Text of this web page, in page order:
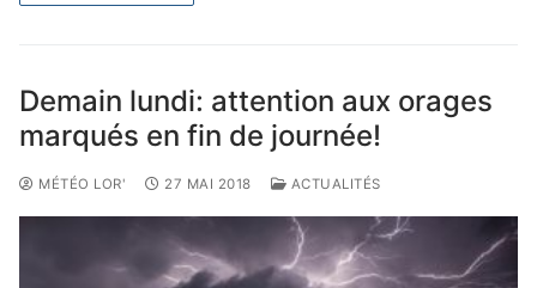
Demain lundi: attention aux orages
marqués en fin de journée!
MÉTÉO LOR' 27 MAI 2018 ACTUALITÉS